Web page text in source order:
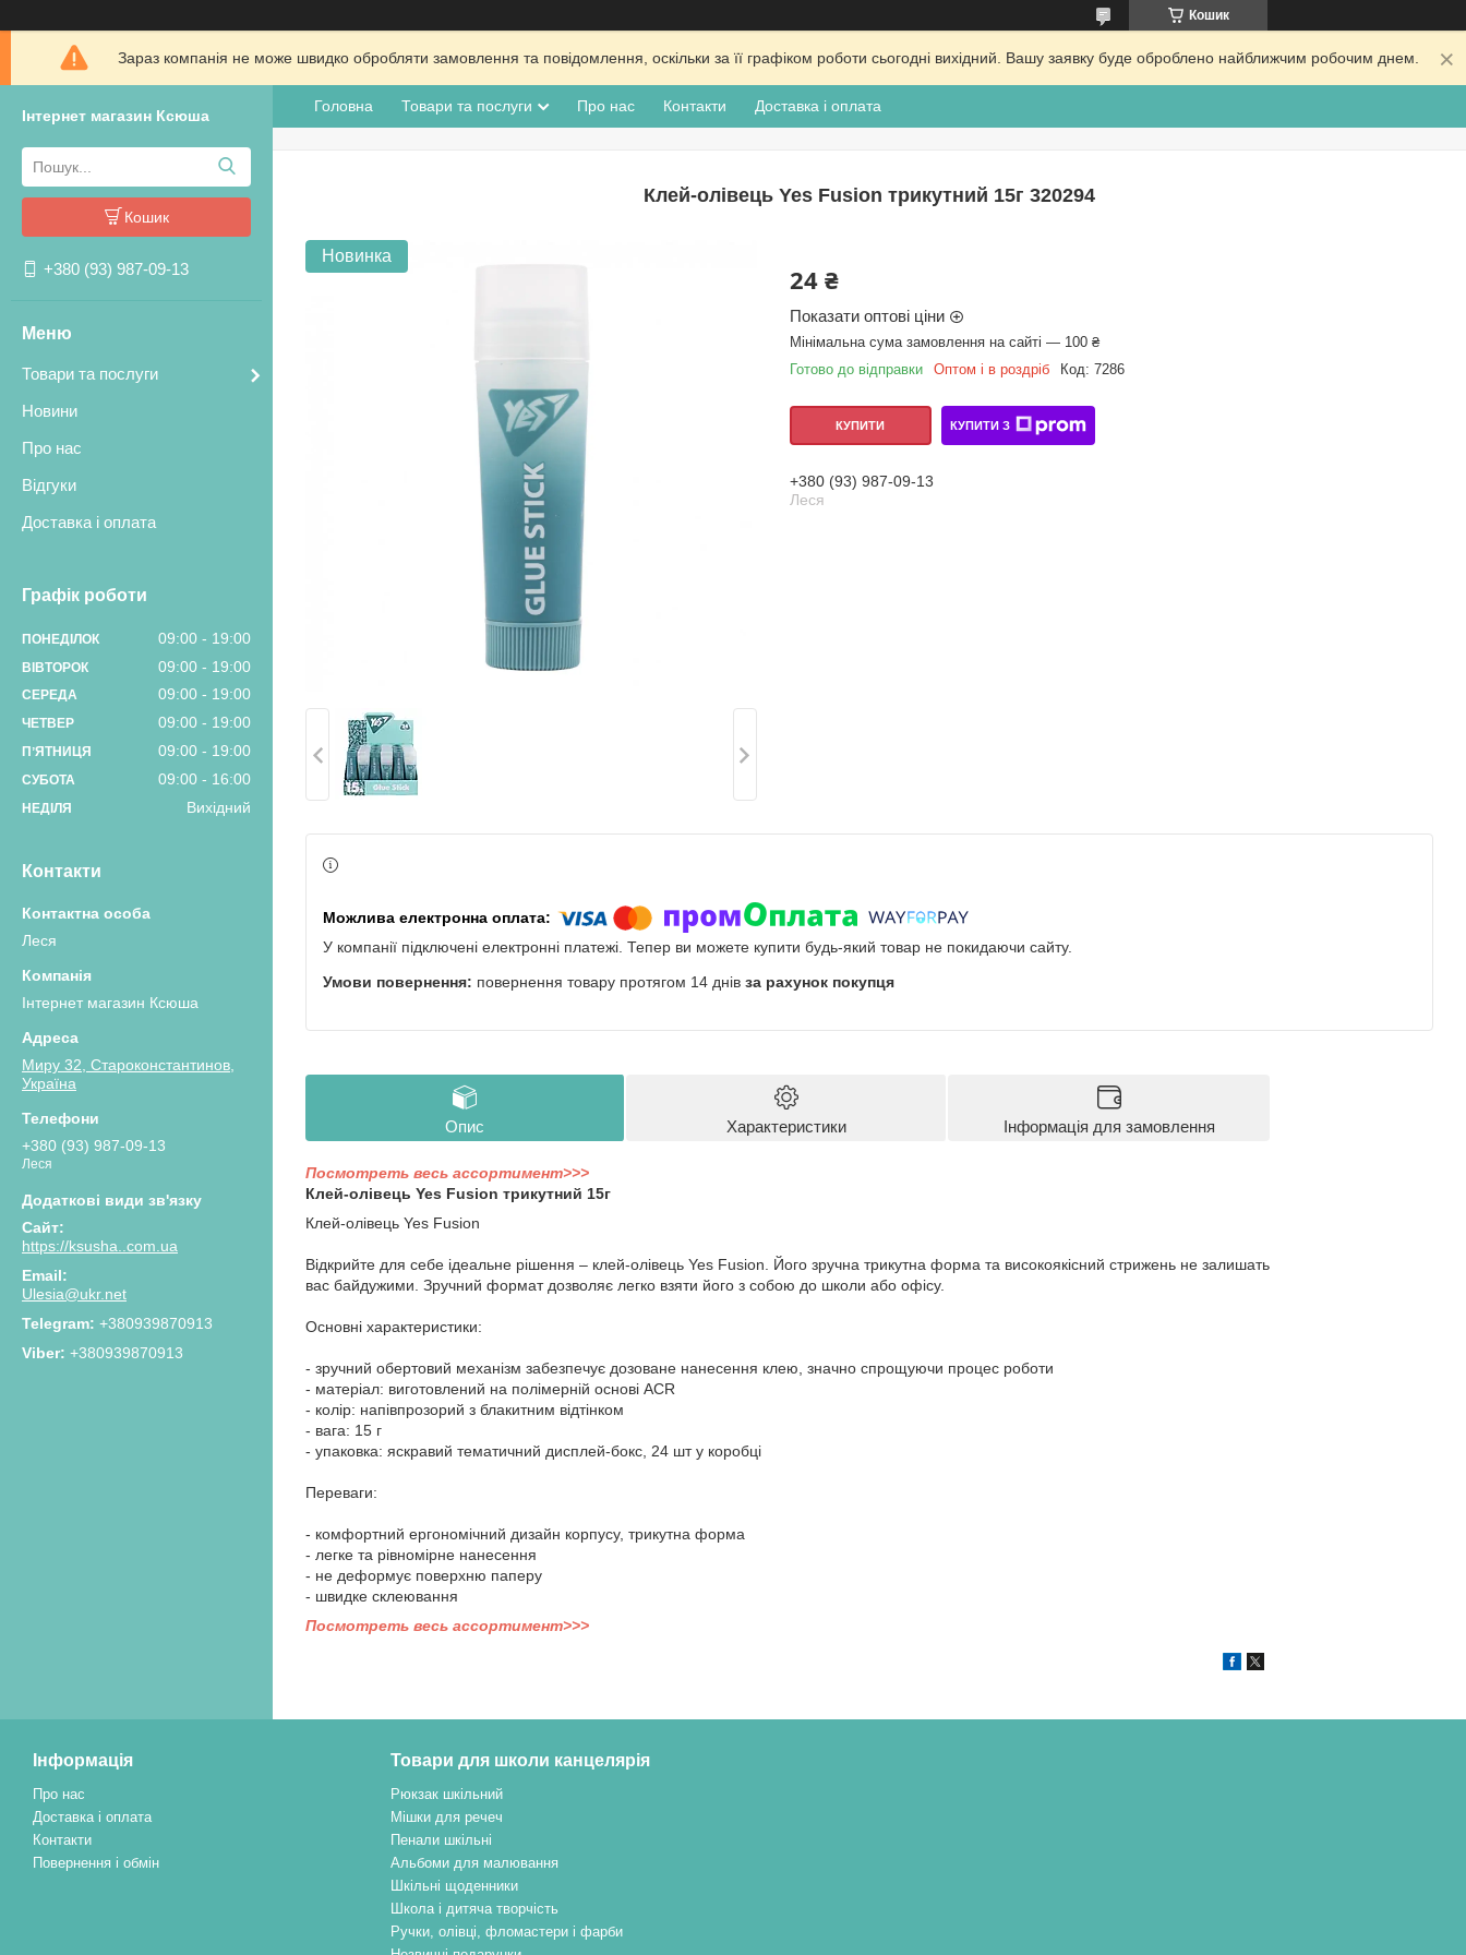
Кошик
Зараз компанія не може швидко обробляти замовлення та повідомлення, оскільки за її графіком роботи сьогодні вихідний. Вашу заявку буде оброблено найближчим робочим днем.
Інтернет магазин Ксюша
Кошик
+380 (93) 987-09-13
Товари та послуги
Новини
Про нас
Відгуки
Доставка і оплата
Графік роботи
ПОНЕДІЛОК 09:00 19:00
ВІВТОРОК 09:00 19:00
СЕРЕДА 09:00 19:00
ЧЕТВЕР 09:00 19:00
ПʼЯТНИЦЯ 09:00 19:00
СУБОТА 09:00 16:00
НЕДІЛЯ Вихідний
Контакти
Леся
Інтернет магазин Ксюша
Миру 32, Староконстантинов,
Україна
+380 (93) 987-09-13
Леся
https://ksusha..com.ua
Ulesia@ukr.net
+380939870913
+380939870913
Головна Товари та послуги Про нас Контакти Доставка і оплата
Клей-олівець Yes Fusion трикутний 15г 320294
Новинка
24 ₴
Показати оптові ціни
Мінімальна сума замовлення на сайті — 100 ₴
Готово до відправки
Оптом і в роздріб Код: 7286
КУПИТИ КУПИТИ З
+380 (93) 987-09-13
Леся
У компанії підключені електронні платежі. Тепер ви можете купити будь-який товар не покидаючи сайту.
повернення товару протягом 14 днів за рахунок покупця
Опис Характеристики Інформація для замовлення
Посмотреть весь ассортимент>>>
Клей-олівець Yes Fusion трикутний 15г
Клей-олівець Yes Fusion
Відкрийте для себе ідеальне рішення – клей-олівець Yes Fusion. Його зручна трикутна форма та високоякісний стрижень не залишать
вас байдужими. Зручний формат дозволяє легко взяти його з собою до школи або офісу.
Основні характеристики:
- зручний обертовий механізм забезпечує дозоване нанесення клею, значно спрощуючи процес роботи
- матеріал: виготовлений на полімерній основі ACR
- колір: напівпрозорий з блакитним відтінком
- вага: 15 г
- упаковка: яскравий тематичний дисплей-бокс, 24 шт у коробці
Переваги:
- комфортний ергономічний дизайн корпусу, трикутна форма
- легке та рівномірне нанесення
- не деформує поверхню паперу
- швидке склеювання
Посмотреть весь ассортимент>>>
Інформація
Про нас
Доставка і оплата
Контакти
Повернення і обмін
Товари для школи канцелярія
Рюкзак шкільний
Мішки для речеч
Пенали шкільні
Альбоми для малювання
Шкільні щоденники
Школа і дитяча творчість
Ручки, олівці, фломастери і фарби